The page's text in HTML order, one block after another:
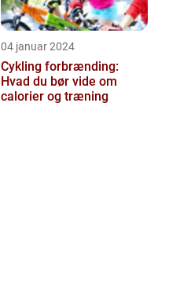
04 januar 2024
Cykling forbrænding:
Hvad du bør vide om
calorier og træning